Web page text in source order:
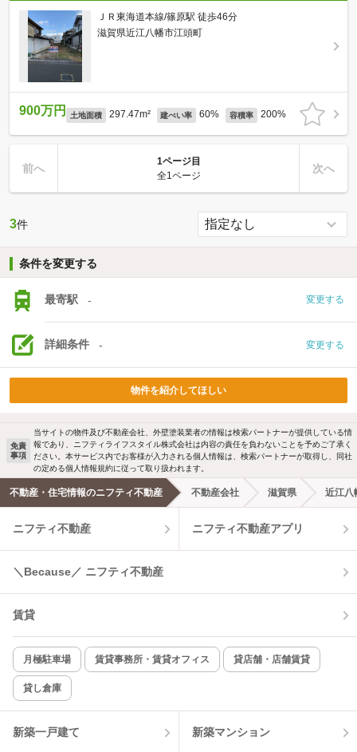
ＪＲ東海道本線/篠原駅 徒歩46分
滋賀県近江八幡市江頭町
900万円 土地面積 297.47m² 建ぺい率 60% 容積率 200%
前へ
1ページ目
全1ページ
次へ
3件
条件を変更する
最寄駅 - 変更する
詳細条件 - 変更する
物件を紹介してほしい
免責
事項
当サイトの物件及び不動産会社、外壁塗装業者の情報は検索パートナーが提供している情
報であり、ニフティライフスタイル株式会社は内容の責任を負わないことを予めご了承く
ださい。本サービス内でお客様が入力される個人情報は、検索パートナーが取得し、同社
の定める個人情報規約に従って取り扱われます。
不動産・住宅情報のニフティ不動産 不動産会社 滋賀県 近江八
ニフティ不動産 ニフティ不動産アプリ
＼Because／ ニフティ不動産
賃貸
月極駐車場 賃貸事務所・賃貸オフィス 貸店舗・店舗賃貸
貸し倉庫
新築一戸建て 新築マンション